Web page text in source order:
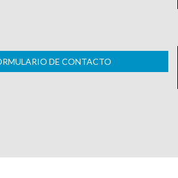
DE CONTACTO